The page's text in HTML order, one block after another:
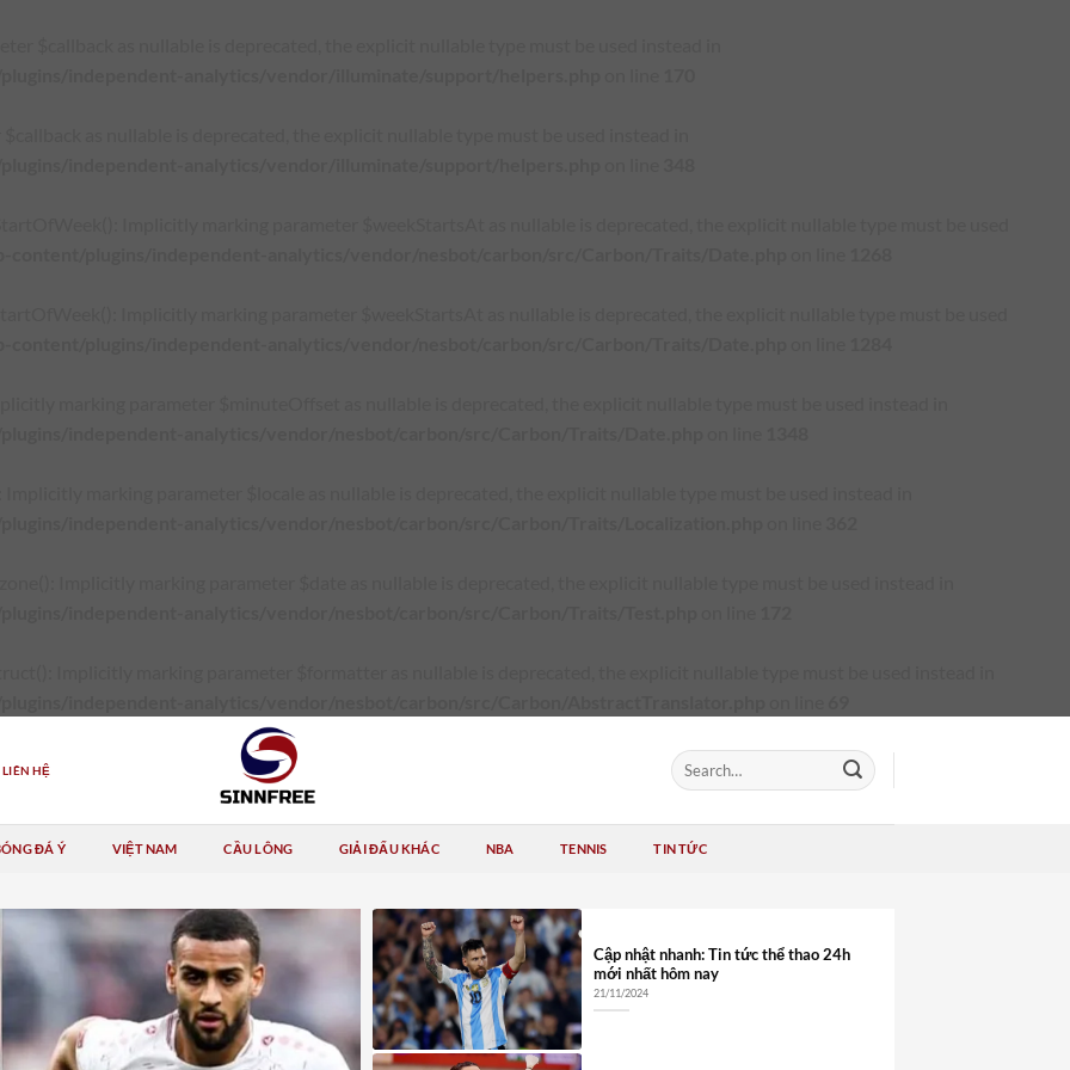
LIÊN HỆ
ĐÁ Ý VIỆT NAM CẦU LÔNG GIẢI ĐẤU KHÁC NBA TENNIS TIN TỨC
Cập nhật nhanh: Tin tức thể thao 24h
mới nhất hôm nay
21/11/2024